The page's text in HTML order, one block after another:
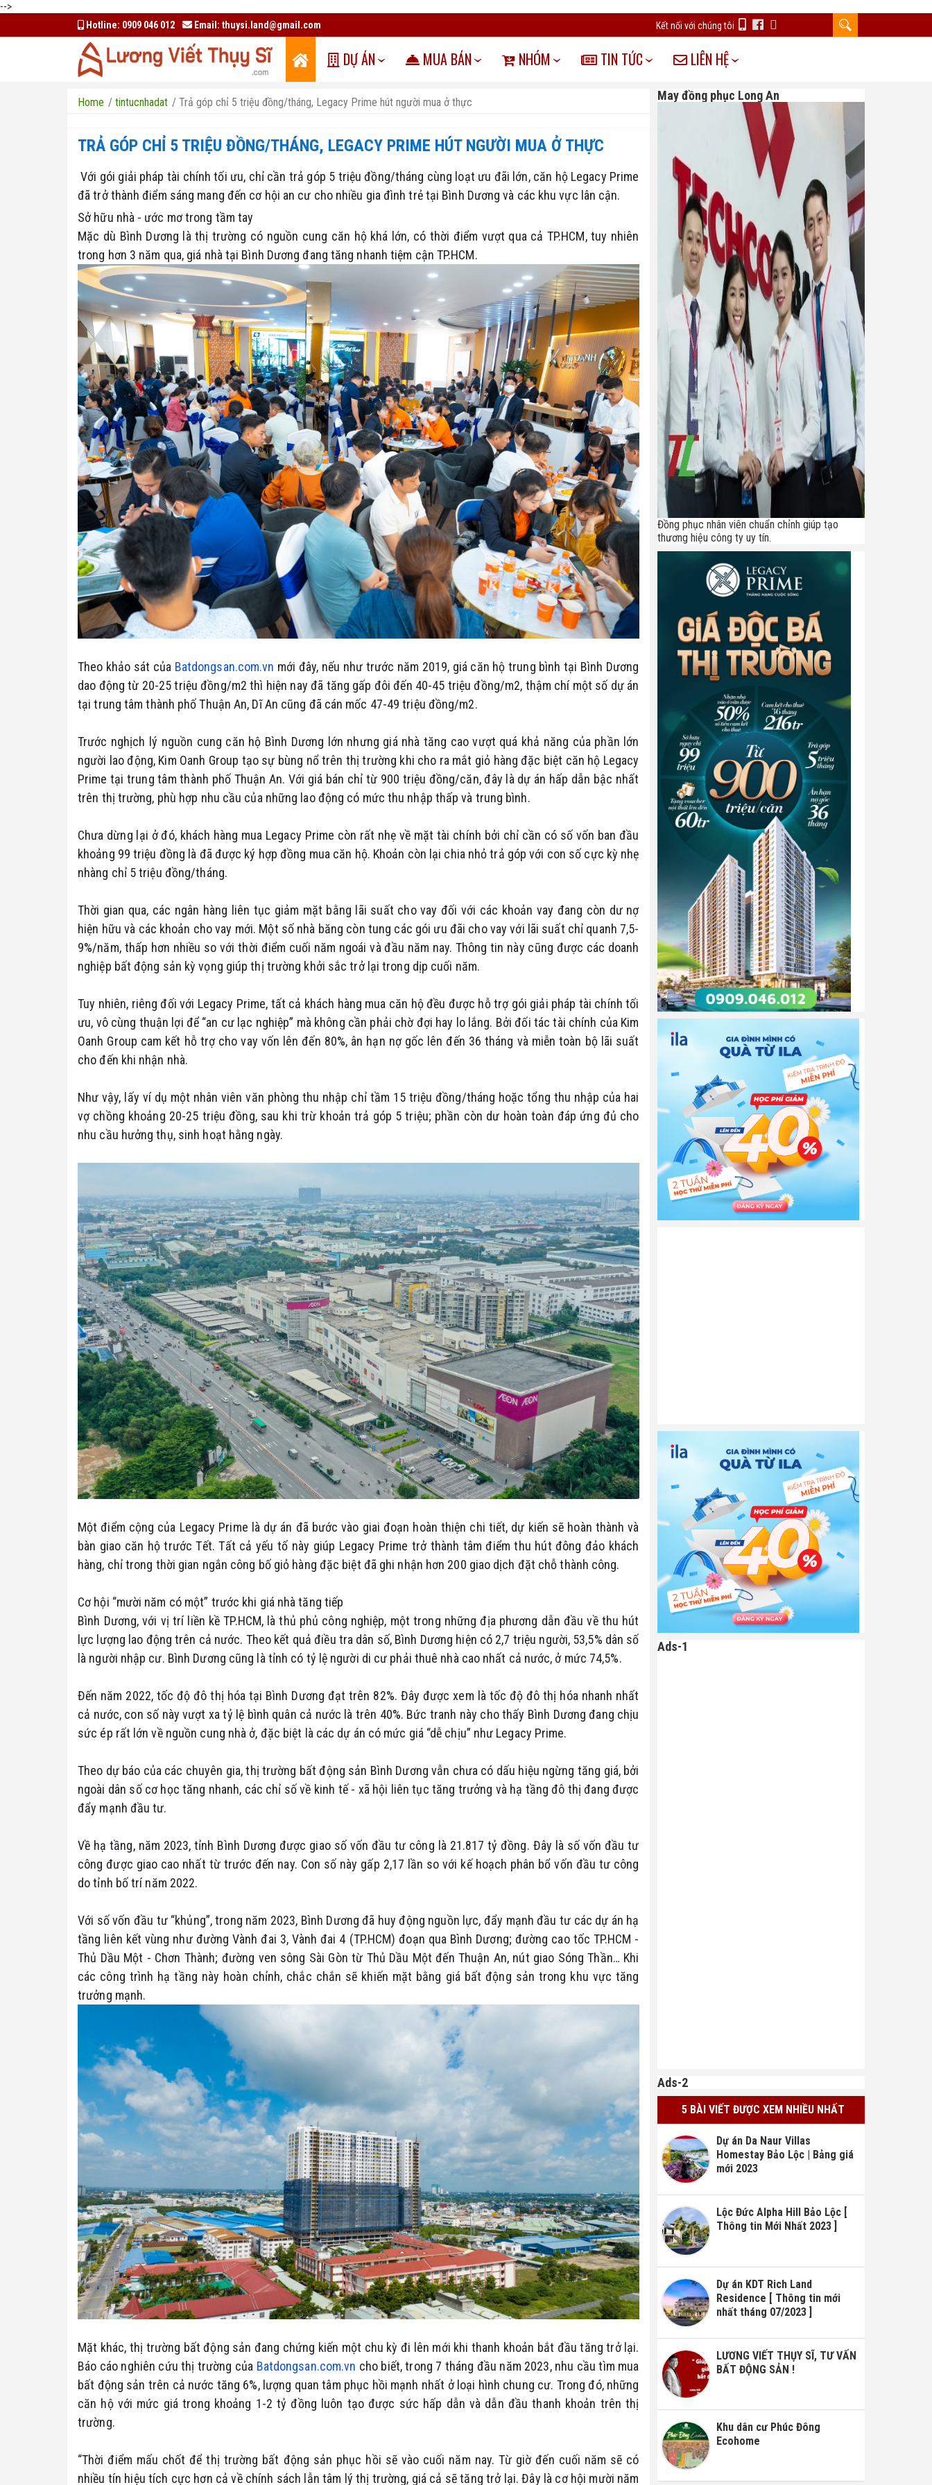
-->
Hotline: 0909 046 012 Email: thuysi.land@gmail.com Kết nối với chúng tôi
DỰ ÁN MUA BÁN NHÓM TIN TỨC LIÊN HỆ
Home / tintucnhadat / Trả góp chỉ 5 triệu đồng/tháng, Legacy Prime hút người mua ở thực
TRẢ GÓP CHỈ 5 TRIỆU ĐỒNG/THÁNG, LEGACY PRIME HÚT NGƯỜI MUA Ở THỰC
Với gói giải pháp tài chính tối ưu, chỉ cần trả góp 5 triệu đồng/tháng cùng loạt ưu đãi lớn, căn hộ Legacy Prime
đã trở thành điểm sáng mang đến cơ hội an cư cho nhiều gia đình trẻ tại Bình Dương và các khu vực lân cận.
Sở hữu nhà - ước mơ trong tầm tay
Mặc dù Bình Dương là thị trường có nguồn cung căn hộ khá lớn, có thời điểm vượt qua cả TP.HCM, tuy nhiên
trong hơn 3 năm qua, giá nhà tại Bình Dương đang tăng nhanh tiệm cận TP.HCM.
Theo khảo sát của Batdongsan.com.vn mới đây, nếu như trước năm 2019, giá căn hộ trung bình tại Bình Dương
dao động từ 20-25 triệu đồng/m2 thì hiện nay đã tăng gấp đôi đến 40-45 triệu đồng/m2, thậm chí một số dự án
tại trung tâm thành phố Thuận An, Dĩ An cũng đã cán mốc 47-49 triệu đồng/m2.
Trước nghịch lý nguồn cung căn hộ Bình Dương lớn nhưng giá nhà tăng cao vượt quá khả năng của phần lớn
người lao động, Kim Oanh Group tạo sự bùng nổ trên thị trường khi cho ra mắt giỏ hàng đặc biệt căn hộ Legacy
Prime tại trung tâm thành phố Thuận An. Với giá bán chỉ từ 900 triệu đồng/căn, đây là dự án hấp dẫn bậc nhất
trên thị trường, phù hợp nhu cầu của những lao động có mức thu nhập thấp và trung bình.
Chưa dừng lại ở đó, khách hàng mua Legacy Prime còn rất nhẹ về mặt tài chính bởi chỉ cần có số vốn ban đầu
khoảng 99 triệu đồng là đã được ký hợp đồng mua căn hộ. Khoản còn lại chia nhỏ trả góp với con số cực kỳ nhẹ
nhàng chỉ 5 triệu đồng/tháng.
Thời gian qua, các ngân hàng liên tục giảm mặt bằng lãi suất cho vay đối với các khoản vay đang còn dư nợ
hiện hữu và các khoản cho vay mới. Một số nhà băng còn tung các gói ưu đãi cho vay với lãi suất chỉ quanh 7,5-
9%/năm, thấp hơn nhiều so với thời điểm cuối năm ngoái và đầu năm nay. Thông tin này cũng được các doanh
nghiệp bất động sản kỳ vọng giúp thị trường khởi sắc trở lại trong dịp cuối năm.
Tuy nhiên, riêng đối với Legacy Prime, tất cả khách hàng mua căn hộ đều được hỗ trợ gói giải pháp tài chính tối
ưu, vô cùng thuận lợi để “an cư lạc nghiệp” mà không cần phải chờ đợi hay lo lắng. Bởi đối tác tài chính của Kim
Oanh Group cam kết hỗ trợ cho vay vốn lên đến 80%, ân hạn nợ gốc lên đến 36 tháng và miễn toàn bộ lãi suất
cho đến khi nhận nhà.
Như vậy, lấy ví dụ một nhân viên văn phòng thu nhập chỉ tầm 15 triệu đồng/tháng hoặc tổng thu nhập của hai
vợ chồng khoảng 20-25 triệu đồng, sau khi trừ khoản trả góp 5 triệu; phần còn dư hoàn toàn đáp ứng đủ cho
nhu cầu hưởng thụ, sinh hoạt hằng ngày.
Một điểm cộng của Legacy Prime là dự án đã bước vào giai đoạn hoàn thiện chi tiết, dự kiến sẽ hoàn thành và
bàn giao căn hộ trước Tết. Tất cả yếu tố này giúp Legacy Prime trở thành tâm điểm thu hút đông đảo khách
hàng, chỉ trong thời gian ngắn công bố giỏ hàng đặc biệt đã ghi nhận hơn 200 giao dịch đặt chỗ thành công.
Cơ hội “mười năm có một” trước khi giá nhà tăng tiếp
Bình Dương, với vị trí liền kề TP.HCM, là thủ phủ công nghiệp, một trong những địa phương dẫn đầu về thu hút
lực lượng lao động trên cả nước. Theo kết quả điều tra dân số, Bình Dương hiện có 2,7 triệu người, 53,5% dân số
là người nhập cư. Bình Dương cũng là tỉnh có tỷ lệ người di cư phải thuê nhà cao nhất cả nước, ở mức 74,5%.
Đến năm 2022, tốc độ đô thị hóa tại Bình Dương đạt trên 82%. Đây được xem là tốc độ đô thị hóa nhanh nhất
cả nước, con số này vượt xa tỷ lệ bình quân cả nước là trên 40%. Bức tranh này cho thấy Bình Dương đang chịu
sức ép rất lớn về nguồn cung nhà ở, đặc biệt là các dự án có mức giá “dễ chịu” như Legacy Prime.
Theo dự báo của các chuyên gia, thị trường bất động sản Bình Dương vẫn chưa có dấu hiệu ngừng tăng giá, bởi
ngoài dân số cơ học tăng nhanh, các chỉ số về kinh tế - xã hội liên tục tăng trưởng và hạ tầng đô thị đang được
đẩy mạnh đầu tư.
Về hạ tầng, năm 2023, tỉnh Bình Dương được giao số vốn đầu tư công là 21.817 tỷ đồng. Đây là số vốn đầu tư
công được giao cao nhất từ trước đến nay. Con số này gấp 2,17 lần so với kế hoạch phân bổ vốn đầu tư công
do tỉnh bố trí năm 2022.
Với số vốn đầu tư “khủng”, trong năm 2023, Bình Dương đã huy động nguồn lực, đẩy mạnh đầu tư các dự án hạ
tầng liên kết vùng như đường Vành đai 3, Vành đai 4 (TP.HCM) đoạn qua Bình Dương; đường cao tốc TP.HCM -
Thủ Dầu Một - Chơn Thành; đường ven sông Sài Gòn từ Thủ Dầu Một đến Thuận An, nút giao Sóng Thần… Khi
các công trình hạ tầng này hoàn chỉnh, chắc chắn sẽ khiến mặt bằng giá bất động sản trong khu vực tăng
trưởng mạnh.
Mặt khác, thị trường bất động sản đang chứng kiến một chu kỳ đi lên mới khi thanh khoản bắt đầu tăng trở lại.
Báo cáo nghiên cứu thị trường của Batdongsan.com.vn cho biết, trong 7 tháng đầu năm 2023, nhu cầu tìm mua
bất động sản trên cả nước tăng 6%, lượng quan tâm phục hồi mạnh nhất ở loại hình chung cư. Trong đó, những
căn hộ với mức giá trong khoảng 1-2 tỷ đồng luôn tạo được sức hấp dẫn và dẫn đầu thanh khoản trên thị
trường.
“Thời điểm mấu chốt để thị trường bất động sản phục hồi sẽ vào cuối năm nay. Từ giờ đến cuối năm sẽ có
nhiều tín hiệu tích cực hơn cả về chính sách lẫn tâm lý thị trường, giá cả sẽ tăng trở lại. Đây là cơ hội mười năm
May đồng phục Long An
Đồng phục nhân viên chuẩn chỉnh giúp tạo
thương hiệu công ty uy tín.
Ads-1
Ads-2
5 BÀI VIẾT ĐƯỢC XEM NHIỀU NHẤT
Dự án Da Naur Villas
Homestay Bảo Lộc | Bảng giá
mới 2023
Lộc Đức Alpha Hill Bảo Lộc [
Thông tin Mới Nhất 2023 ]
Dự án KDT Rich Land
Residence [ Thông tin mới
nhất tháng 07/2023 ]
LƯƠNG VIẾT THỤY SĨ, TƯ VẤN
BẤT ĐỘNG SẢN !
Khu dân cư Phúc Đông
Ecohome